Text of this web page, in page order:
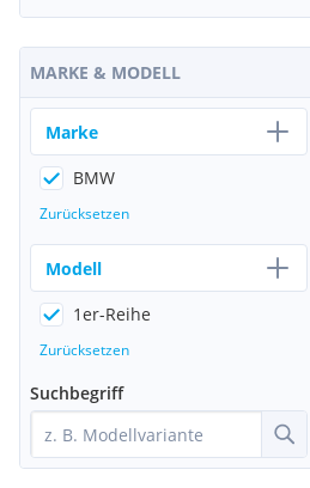
MARKE & MODELL
Marke
BMW
Zurücksetzen
Modell
1er-Reihe
Zurücksetzen
Suchbegriff